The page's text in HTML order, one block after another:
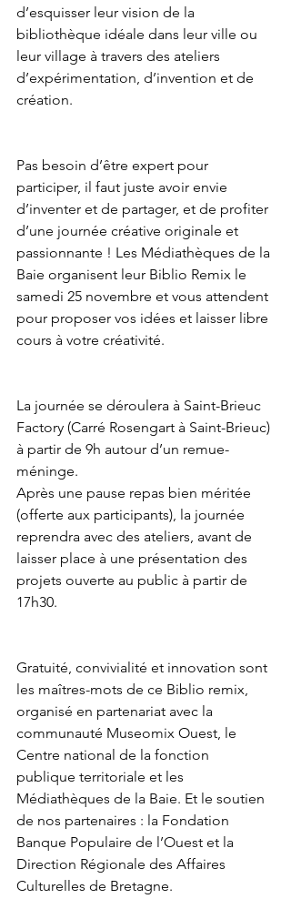
d’esquisser leur vision de la
bibliothèque idéale dans leur ville ou
leur village à travers des ateliers
d’expérimentation, d’invention et de
création.
Pas besoin d’être expert pour
participer, il faut juste avoir envie
d’inventer et de partager, et de profiter
d’une journée créative originale et
passionnante ! Les Médiathèques de la
Baie organisent leur Biblio Remix le
samedi 25 novembre et vous attendent
pour proposer vos idées et laisser libre
cours à votre créativité.
La journée se déroulera à Saint-Brieuc
Factory (Carré Rosengart à Saint-Brieuc)
à partir de 9h autour d’un remue-
méninge.
Après une pause repas bien méritée
(offerte aux participants), la journée
reprendra avec des ateliers, avant de
laisser place à une présentation des
projets ouverte au public à partir de
17h30.
Gratuité, convivialité et innovation sont
les maîtres-mots de ce Biblio remix,
organisé en partenariat avec la
communauté Museomix Ouest, le
Centre national de la fonction
publique territoriale et les
Médiathèques de la Baie. Et le soutien
de nos partenaires : la Fondation
Banque Populaire de l’Ouest et la
Direction Régionale des Affaires
Culturelles de Bretagne.